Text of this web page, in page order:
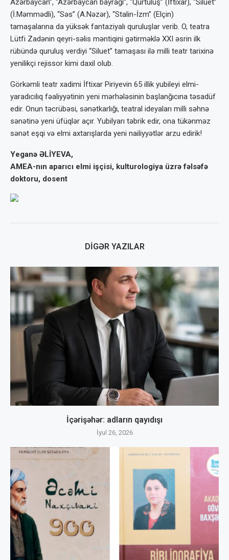
Azərbaycan”, “Azərbaycan bayrağı”, “Qurtuluş” (İftixar), “Siluet”
(İ.Məmmədli), “Səs” (A.Nəzər), “Stalin-İzm” (Elçin)
tamaşalarına da yüksək fantaziyalı quruluşlar verib. O, teatra
Lütfi Zadənin qeyri-səlis məntiqini gətirməklə XXI əsrin ilk
rübündə quruluş verdiyi “Siluet” tamaşası ilə milli teatr tarixinə
yenilikçi rejissor kimi daxil olub.
Görkəmli teatr xadimi İftixar Piriyevin 65 illik yubileyi elmi-
yaradıcılıq fəaliyyətinin yeni mərhələsinin başlanğıcına təsadüf
edir. Onun təcrübəsi, sənətkarlığı, teatral ideyaları milli səhnə
sənətinə yeni üfüqlər açır. Yubilyarı təbrik edir, ona tükənməz
sənət eşqi və elmi axtarışlarda yeni nailiyyətlər arzu edirik!
Yeganə ƏLİYEVA,
AMEA-nın aparıcı elmi işçisi, kulturologiya üzrə fəlsəfə
doktoru, dosent
DIGƏR YAZILAR
İçərişəhər: adların qayıdışı
İyul 26, 2026